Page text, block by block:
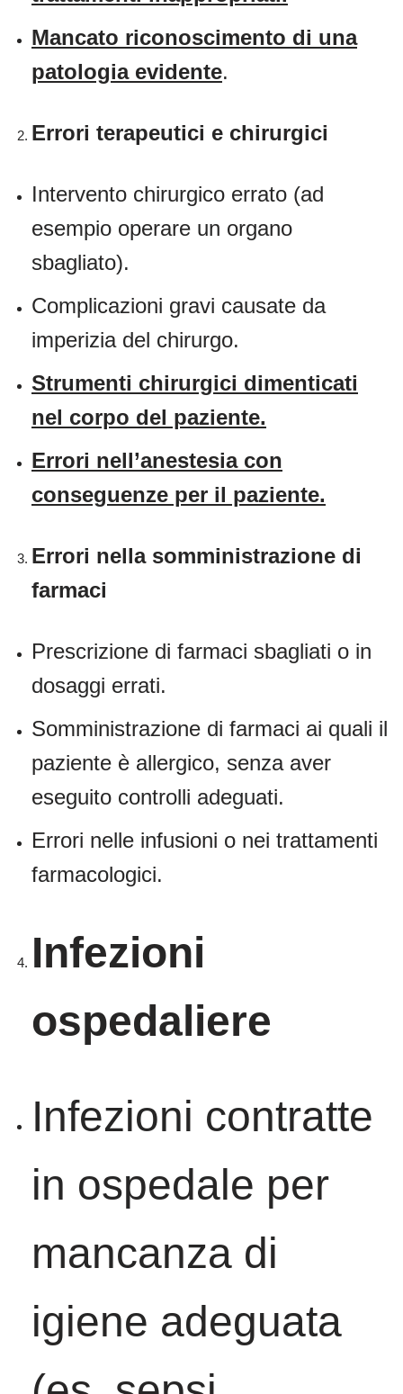
Mancato riconoscimento di una
patologia evidente.
Errori terapeutici e chirurgici
Intervento chirurgico errato (ad
esempio operare un organo
sbagliato).
Complicazioni gravi causate da
imperizia del chirurgo.
Strumenti chirurgici dimenticati
nel corpo del paziente.
Errori nell’anestesia con
conseguenze per il paziente.
Errori nella somministrazione di
farmaci
Prescrizione di farmaci sbagliati o in
dosaggi errati.
Somministrazione di farmaci ai quali il
paziente è allergico, senza aver
eseguito controlli adeguati.
Errori nelle infusioni o nei trattamenti
farmacologici.
Infezioni
ospedaliere
Infezioni contratte
in ospedale per
mancanza di
igiene adeguata